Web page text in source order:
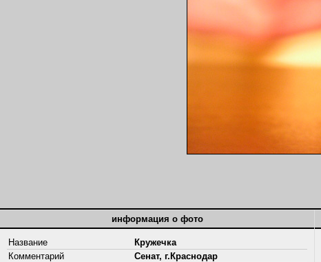
информация о фото
Название
Кружечка
Комментарий
Сенат, г.Краснодар